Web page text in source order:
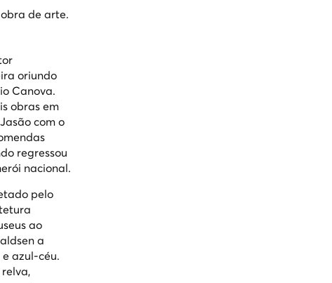
de arte.
oriundo
Canova.
obras em
Jasão com o
regressou
nacional.
pelo
ao
a
azul-céu.